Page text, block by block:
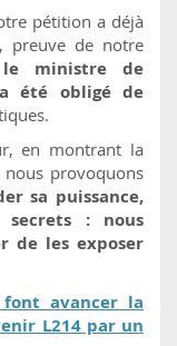
pétition a déjà
preuve de notre
le ministre de
été obligé de
en montrant la
provoquons
sa puissance,
secrets : nous
de les exposer
font avancer la
L214 par un